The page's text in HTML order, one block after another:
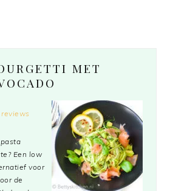
MET
reviews
Een low
voor
de